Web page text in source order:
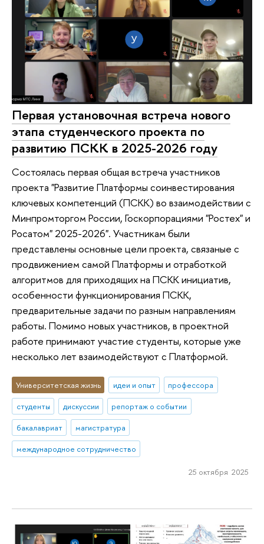
Первая установочная встреча нового
этапа студенческого проекта по
развитию ПСКК в 2025-2026 году
Состоялась первая общая встреча участников
проекта "Развитие Платформы соинвестирования
ключевых компетенций (ПСКК) во взаимодействии с
Минпромторгом России, Госкорпорациями "Ростех" и
Росатом" 2025-2026". Участникам были
представлены основные цели проекта, связаные с
продвижением самой Платформы и отработкой
алгоритмов для приходящих на ПСКК инициатив,
особенности функционирования ПСКК,
предварительные задачи по разным направлениям
работы. Помимо новых участников, в проектной
работе принимают участие студенты, которые уже
несколько лет взаимодействуют с Платформой.
Университетская жизнь идеи и опыт
профессора
студенты
дискуссии
репортаж о событии
бакалавриат
магистратура
международное сотрудничество
25 октября 2025